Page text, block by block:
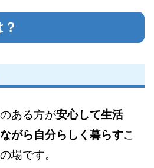
ある方が安心して生活
がら自分らしく暮らすこ
場です。